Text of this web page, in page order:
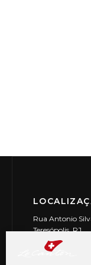
Rua Antonio
Teresópolis, RJ
CEP: 25990-150